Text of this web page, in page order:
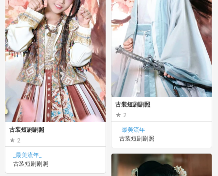
古装短剧剧照
2
_最美流年_
古装短剧剧照
古装短剧剧照
2
_最美流年_
古装短剧剧照